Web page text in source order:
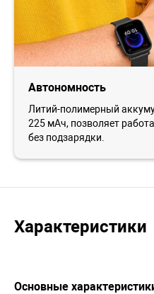
Автономность
Литий-полимерный
225 мАч, позволяет
без подзарядки.
Характеристики
Основные